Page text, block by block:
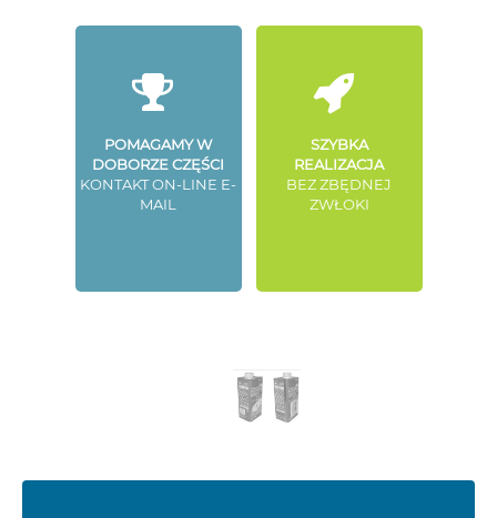
POMAGAMY W
DOBORZE CZĘŚCI
KONTAKT ON-LINE E-
MAIL
SZYBKA
REALIZACJA
BEZ ZBĘDNEJ
ZWŁOKI